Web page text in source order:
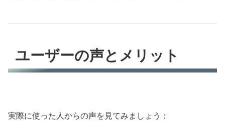
ユーザーの声とメリット
実際に使った人からの声を見てみましょう：